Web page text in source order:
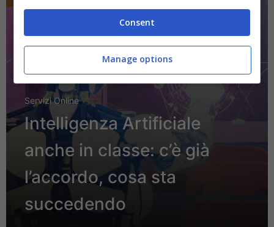
Servizi Online
Intelligenza Artificiale
anche in classe: c’è già
l’accordo, cosa sta
succedendo
Consent
Manage options